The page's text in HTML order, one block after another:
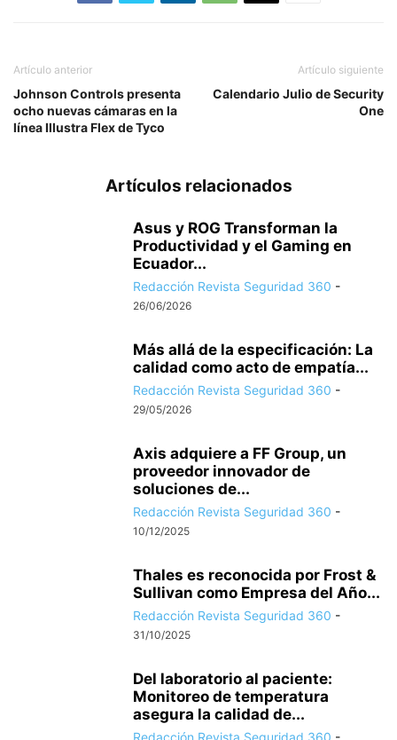
Artículo anterior
Johnson Controls presenta
ocho nuevas cámaras en la
línea Illustra Flex de Tyco
Artículo siguiente
Calendario Julio de Security
One
Artículos relacionados
Asus y ROG Transforman la
Productividad y el Gaming en
Ecuador...
Redacción Revista Seguridad 360 -
26/06/2026
Más allá de la especificación: La
calidad como acto de empatía...
Redacción Revista Seguridad 360 -
29/05/2026
Axis adquiere a FF Group, un
proveedor innovador de
soluciones de...
Redacción Revista Seguridad 360 -
10/12/2025
Thales es reconocida por Frost &
Sullivan como Empresa del Año...
Redacción Revista Seguridad 360 -
31/10/2025
Del laboratorio al paciente:
Monitoreo de temperatura
asegura la calidad de...
Redacción Revista Seguridad 360 -